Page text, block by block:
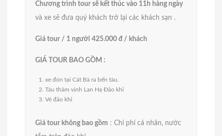
Chương trình tour sẽ kết thúc vào 11h hàng ngày
và xe sẽ đưa quý khách trở lại các khách sạn .
Giá tour / 1 người 425.000 đ / khách
GIÁ TOUR BAO GỒM :
xe đón tại Cát Bà ra bến tàu.
Tàu thăm vịnh Lan Hạ Đảo khỉ
Vé đảo khỉ
Giá tour không bao gồm : Chi phí cá nhân, nước